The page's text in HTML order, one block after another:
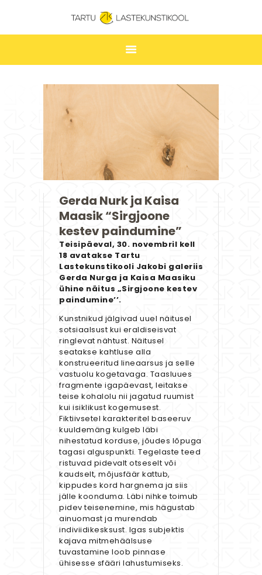
TARTU LASTEKUNSTIKOOL
UUDISED
ÕPPIMINE
TUNNIPLAAN
LASTEKUNSTIKOOL
JAKOBI GALERII
KONTAKT
STUUDIUM
Gerda Nurk ja Kaisa
Maasik “Sirgjoone
kestev paindumine”
Teisipäeval, 30. novembril kell
18 avatakse Tartu
Lastekunstikooli Jakobi galeriis
Gerda Nurga ja Kaisa Maasiku
ühine näitus „Sirgjoone kestev
paindumine’’.
Kunstnikud jälgivad uuel näitusel
sotsiaalsust kui eraldiseisvat
ringlevat nähtust. Näitusel
seatakse kahtluse alla
konstrueeritud lineaarsus ja selle
vastuolu kogetavaga. Taasluues
fragmente igapäevast, leitakse
teise kohalolu nii jagatud ruumist
kui isiklikust kogemusest.
Fiktiivsetel karakteritel baseeruv
kuuldemäng kulgeb läbi
nihestatud korduse, jõudes lõpuga
tagasi alguspunkti. Tegelaste teed
ristuvad pidevalt otseselt või
kaudselt, mõjusfäär kattub,
kippudes kord hargnema ja siis
jälle koonduma. Läbi nihke toimub
pidev teisenemine, mis hägustab
ainuomast ja murendab
indiviidikesksust. Igas subjektis
kajava mitmehäälsuse
tuvastamine loob pinnase
ühisesse sfääri lahustumiseks.